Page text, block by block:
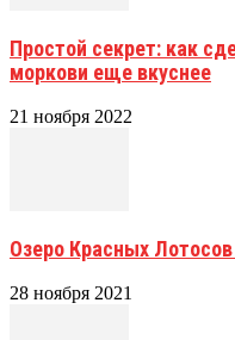
Простой секрет: как
моркови еще вкуснее
21 ноября 2022
Озеро Красных
28 ноября 2021